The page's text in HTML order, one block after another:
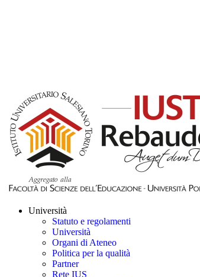
Università
Statuto e regolamenti
Università
Organi di Ateneo
Politica per la qualità
Partner
Rete IUS